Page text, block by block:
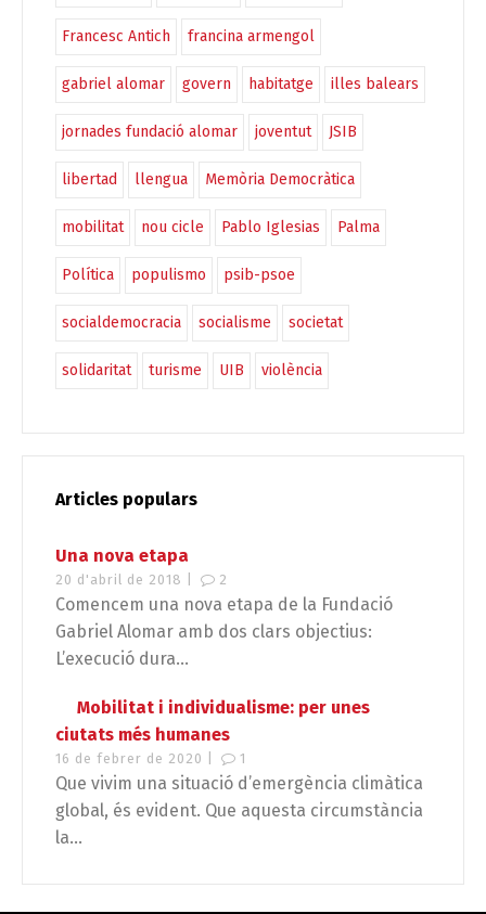
Francesc Antich francina armengol
gabriel alomar govern habitatge illes balears
jornades fundació alomar joventut JSIB
libertad llengua Memòria Democràtica
mobilitat nou cicle Pablo Iglesias Palma
Política populismo psib-psoe
socialdemocracia socialisme societat
solidaritat turisme UIB violència
Articles populars
Una nova etapa
20 d'abril de 2018 | 2
Comencem una nova etapa de la Fundació
Gabriel Alomar amb dos clars objectius:
L’execució dura...
Mobilitat i individualisme: per unes
ciutats més humanes
16 de febrer de 2020 | 1
Que vivim una situació d’emergència climàtica
global, és evident. Que aquesta circumstància
la...